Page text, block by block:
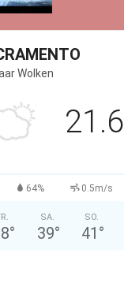
Wolken
21.6
64% 0.5m/s
°
SA.
39°
SO.
41 °